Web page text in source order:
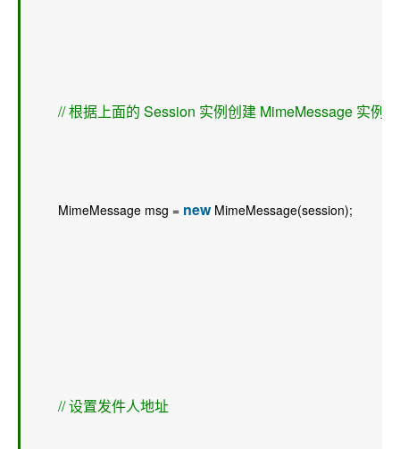
// 根据上面的 Session 实例创建 MimeMessage 实例
MimeMessage msg = new MimeMessage(session);
// 设置发件人地址